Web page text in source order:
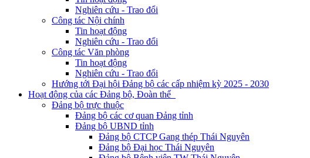
Nghiên cứu - Trao đổi
Công tác Nội chính
Tin hoạt động
Nghiên cứu - Trao đổi
Công tác Văn phòng
Tin hoạt động
Nghiên cứu - Trao đổi
Hướng tới Đại hội Đảng bộ các cấp nhiệm kỳ 2025 - 2030
Hoạt động của các Đảng bộ, Đoàn thể
Đảng bộ trực thuộc
Đảng bộ các cơ quan Đảng tỉnh
Đảng bộ UBND tỉnh
Đảng bộ CTCP Gang thép Thái Nguyên
Đảng bộ Đại học Thái Nguyên